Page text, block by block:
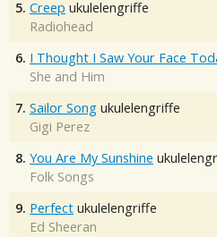
5. Creep ukulelengriffe
Radiohead
6. I Thought I Saw Your Face
She and Him
7. Sailor Song ukulelengriffe
Gigi Perez
8. You Are My Sunshine
Folk Songs
9. Perfect ukulelengriffe
Ed Sheeran